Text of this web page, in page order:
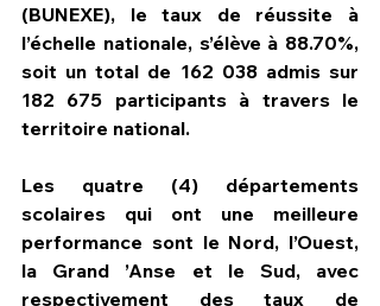
(BUNEXE), le taux de réussite à
l’échelle nationale, s’élève à 88.70%,
soit un total de 162 038 admis sur
182 675 participants à travers le
territoire national.
Les quatre (4) départements
scolaires qui ont une meilleure
performance sont le Nord, l’Ouest,
la Grand ’Anse et le Sud, avec
respectivement des taux de